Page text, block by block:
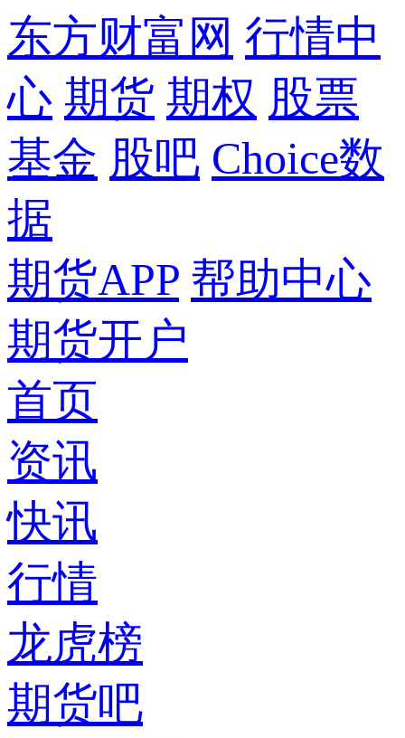
东方财富网 行情中
心 期货 期权 股票
基金 股吧 Choice数
据
期货APP 帮助中心
期货开户
首页
资讯
快讯
行情
龙虎榜
期货吧